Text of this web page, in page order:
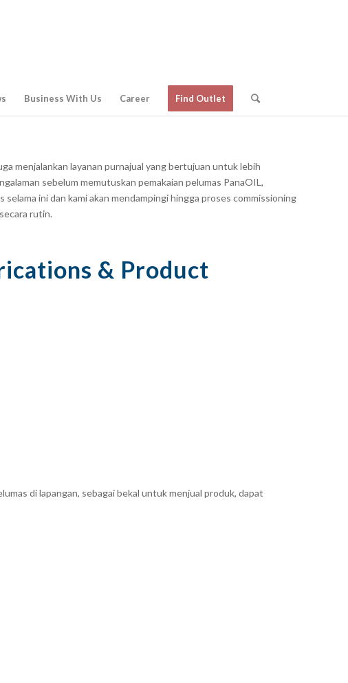
Business With Us Career Find Outlet
menjalankan layanan purnajual yang bertujuan untuk lebih
sebelum memutuskan pemakaian pelumas PanaOIL,
ini dan kami akan mendampingi hingga proses commissioning
rutin.
& Product
di lapangan, sebagai bekal untuk menjual produk, dapat